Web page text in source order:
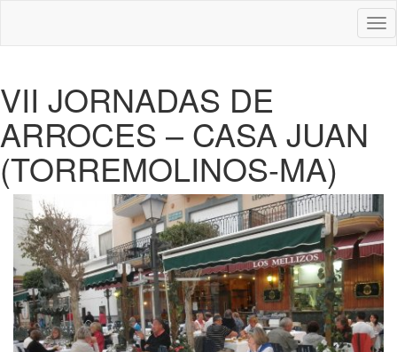
VII JORNADAS DE
ARROCES – CASA JUAN
(TORREMOLINOS-MA)